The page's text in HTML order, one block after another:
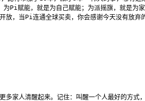
Pi赋能，就是为自己赋能；为派摇旗，就是为
放，当Pi连通全球买卖，你会感谢今天没有放
多家人清醒起来。记住：叫醒一个人最好的方